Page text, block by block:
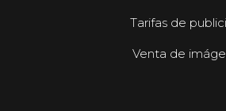
Tarifas de
Venta de